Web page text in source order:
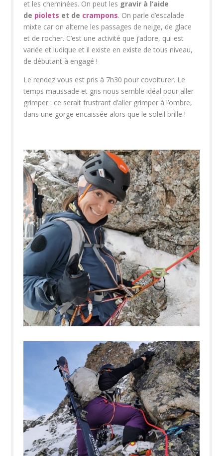
et les cheminées. On peut les gravir à l’aide
de piolets et de crampons. On parle d’escalade
mixte car on alterne les passages de neige, de glace
et de rocher. C’est une activité que j’adore, qui est
variée et ludique et il existe en existe de tous niveau,
de débutant à engagé !
Le rendez vous est pris à 7h30 pour covoiturer. Le
temps maussade et gris nous semble idéal pour aller
grimper : ce serait frustrant d’aller grimper à l’ombre,
dans une gorge encaissée alors que le soleil brille !